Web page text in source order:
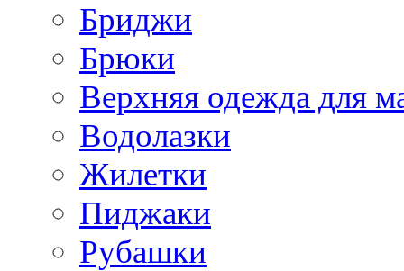
Бриджи
Брюки
Верхняя одежда для
Водолазки
Жилетки
Пиджаки
Рубашки